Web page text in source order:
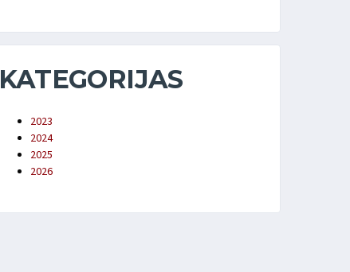
KATEGORIJAS
2023
2024
2025
2026